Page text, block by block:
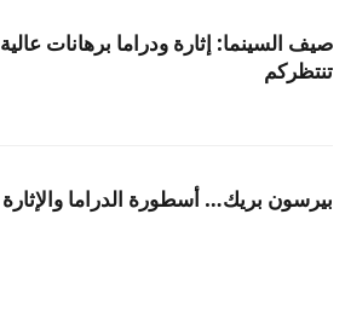
صيف السينما: إثارة ودراما برهانات عالية
تنتظركم
بيرسون بريك… أسطورة الدراما والإثارة